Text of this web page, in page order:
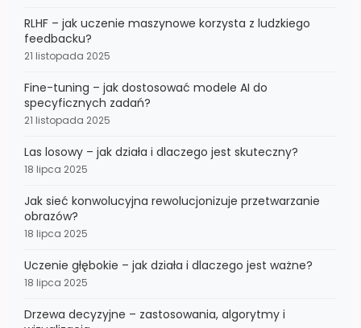
RLHF – jak uczenie maszynowe korzysta z ludzkiego
feedbacku?
21 listopada 2025
Fine-tuning – jak dostosować modele AI do
specyficznych zadań?
21 listopada 2025
Las losowy – jak działa i dlaczego jest skuteczny?
18 lipca 2025
Jak sieć konwolucyjna rewolucjonizuje przetwarzanie
obrazów?
18 lipca 2025
Uczenie głębokie – jak działa i dlaczego jest ważne?
18 lipca 2025
Drzewa decyzyjne – zastosowania, algorytmy i